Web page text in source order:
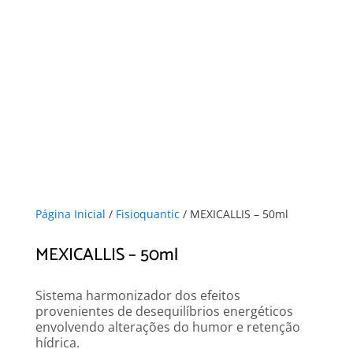
Página Inicial / Fisioquantic / MEXICALLIS – 50ml
MEXICALLIS – 50ml
Sistema harmonizador dos efeitos
provenientes de desequilíbrios energéticos
envolvendo alterações do humor e retenção
hídrica.